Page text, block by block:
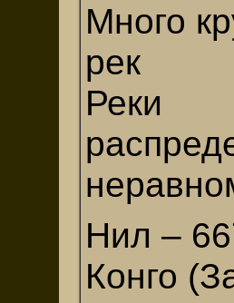
Много
рек
Реки
Нил –
Конго